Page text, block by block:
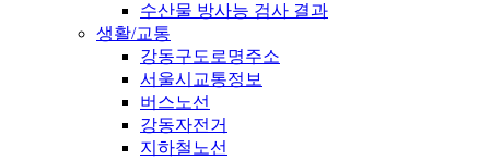
수산물 방사능 검사 결과
생활/교통
강동구도로명주소
서울시교통정보
버스노선
강동자전거
지하철노선